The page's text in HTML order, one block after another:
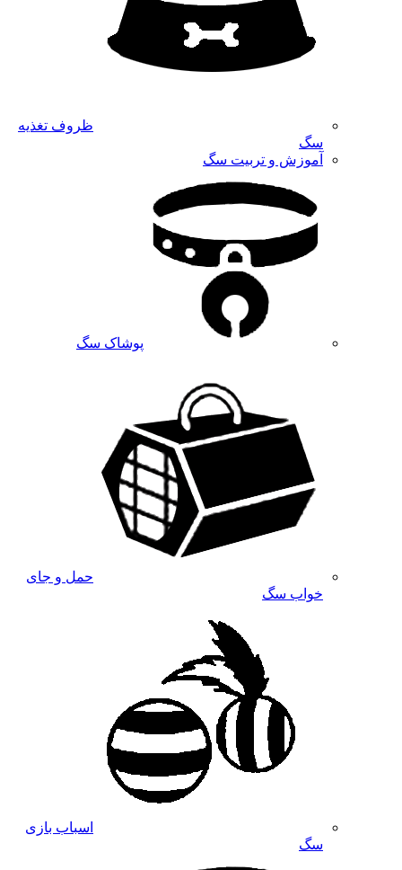
ظروف تغذیه
سگ
آموزش و تربیت سگ
پوشاک سگ
حمل و جای
خواب سگ
اسباب بازی
سگ